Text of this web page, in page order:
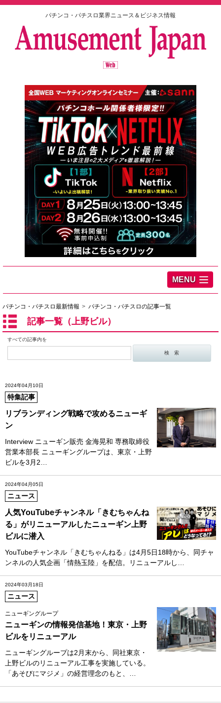
パチンコ・パチスロ業界ニュース＆ビジネス情報
MENU
パチンコ・パチスロ最新情報 パチンコ・パチスロの記事一覧
記事一覧（上野ビル）
すべての記事内を
2024年04月10日
特集記事
リブランディング戦略で攻めるニューギ
ン
Interview ニューギン販売 金海晃和 専務取締役
営業本部長 ニューギングループは、東京・上野
ビルを3月2…
2024年04月05日
ニュース
人気YouTubeチャンネル「きむちゃんね
る」がリニューアルしたニューギン上野
ビルに潜入
YouTubeチャンネル「きむちゃんねる」は4月5日18時から、同チャ
ンネルの人気企画「情熱玉陸」を配信。リニューアルし…
2024年03月18日
ニュース
ニューギングループ
ニューギンの情報発信基地！東京・上野
ビルをリニューアル
ニューギングループは2月末から、同社東京・
上野ビルのリニューアル工事を実施している。
「あそびにマジメ」の経営理念のもと、…